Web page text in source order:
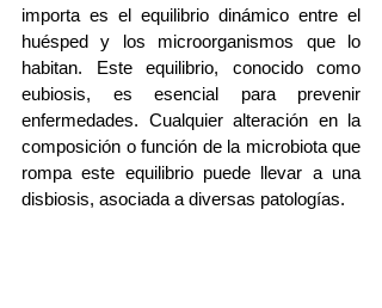
importa es el equilibrio dinámico entre el
huésped y los microorganismos que lo
habitan. Este equilibrio, conocido como
eubiosis, es esencial para prevenir
enfermedades. Cualquier alteración en la
composición o función de la microbiota que
rompa este equilibrio puede llevar a una
disbiosis, asociada a diversas patologías.